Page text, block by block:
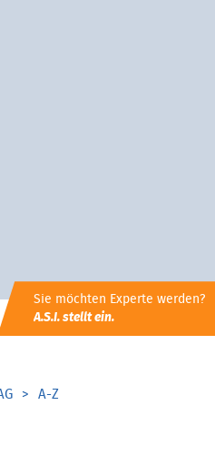
Sie möchten Experte werden?
A.S.I. stellt ein.
A-Z